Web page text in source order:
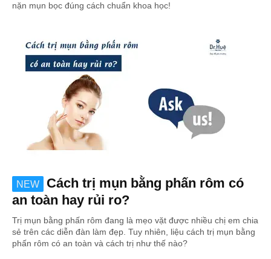
nặn mụn bọc đúng cách chuẩn khoa học!
NEW
Cách trị mụn bằng phấn rôm có
an toàn hay rủi ro?
Trị mụn bằng phấn rôm đang là mẹo vặt được nhiều chị em chia
sẻ trên các diễn đàn làm đẹp. Tuy nhiên, liệu cách trị mụn bằng
phấn rôm có an toàn và cách trị như thế nào?